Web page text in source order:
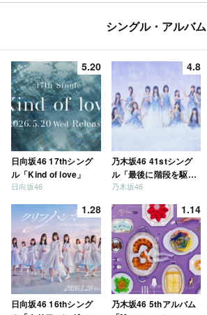
シングル・アルバム
5.20
日向坂46 17thシング
ル「Kind of love」
日向坂46
4.8
乃木坂46 41stシング
ル「最後に階段を駆け
上がったのはいつ
乃木坂46
1.28
日向坂46 16thシング
1.14
乃木坂46 5thアルバム